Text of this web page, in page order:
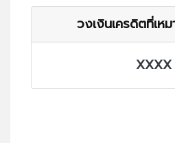
วงเงินเครดิตที่เห
XXXX